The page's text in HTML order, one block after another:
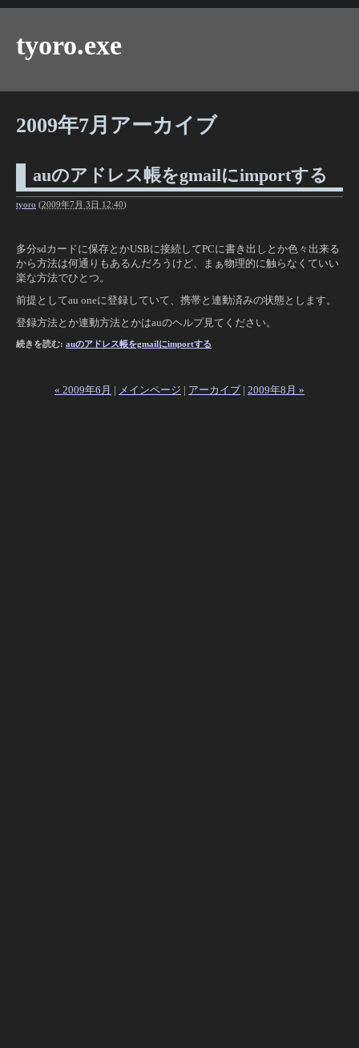
tyoro.exe
2009年7月アーカイブ
auのアドレス帳をgmailにimportする
tyoro (2009年7月 3日 12:40)
多分sdカードに保存とかUSBに接続してPCに書き出しとか色々出来る
から方法は何通りもあるんだろうけど、まぁ物理的に触らなくていい
楽な方法でひとつ。
前提としてau oneに登録していて、携帯と連動済みの状態とします。
登録方法とか連動方法とかはauのヘルプ見てください。
続きを読む: auのアドレス帳をgmailにimportする
« 2009年6月 | メインページ | アーカイブ | 2009年8月 »